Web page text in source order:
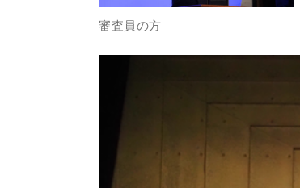
審査員の方